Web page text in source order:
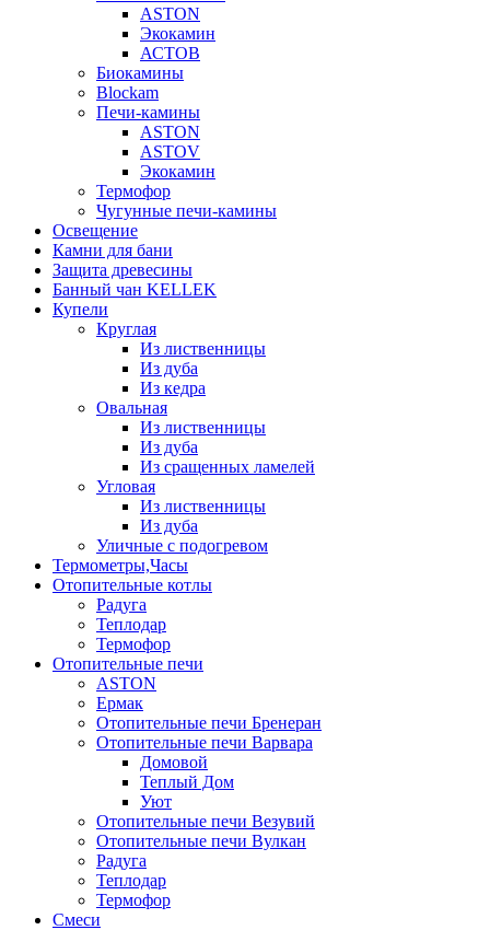
ASTON
Экокамин
АСТОВ
Биокамины
Blockam
Печи-камины
ASTON
АSTOV
Экокамин
Термофор
Чугунные печи-камины
Освещение
Камни для бани
Защита древесины
Банный чан KELLEK
Купели
Круглая
Из лиственницы
Из дуба
Из кедра
Овальная
Из лиственницы
Из дуба
Из сращенных ламелей
Угловая
Из лиственницы
Из дуба
Уличные с подогревом
Термометры,Часы
Отопительные котлы
Радуга
Теплодар
Термофор
Отопительные печи
ASTON
Ермак
Отопительные печи Бренеран
Отопительные печи Варвара
Домовой
Теплый Дом
Уют
Отопительные печи Везувий
Отопительные печи Вулкан
Радуга
Теплодар
Термофор
Смеси